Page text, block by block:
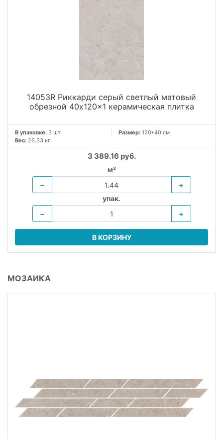
14053R Риккарди серый светлый матовый
обрезной 40x120x1 керамическая плитка
В упаковке: 3 шт Размер: 120*40 см
Вес: 26.33 кг
3 389.16 руб.
м²
−
+
упак.
−
+
В КОРЗИНУ
МОЗАИКА